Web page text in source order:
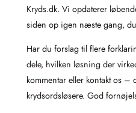
Kryds.dk. Vi opdaterer
siden op igen næste gang,
Har du forslag til flere
dele, hvilken løsning der
kommentar eller kontakt os
krydsordsløsere. God